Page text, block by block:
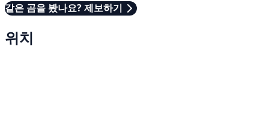
같은 곰을 봤나요? 제보하기
위치